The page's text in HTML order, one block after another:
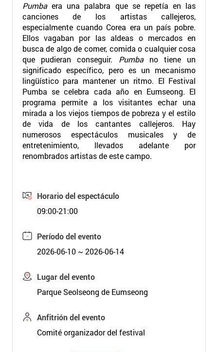
Pumba era una palabra que se repetía en las
canciones de los artistas callejeros,
especialmente cuando Corea era un país pobre.
Ellos vagaban por las aldeas o mercados en
busca de algo de comer, comida o cualquier cosa
que pudieran conseguir. Pumba no tiene un
significado específico, pero es un mecanismo
lingüístico para mantener un ritmo. El Festival
Pumba se celebra cada año en Eumseong. El
programa permite a los visitantes echar una
mirada a los viejos tiempos de pobreza y el estilo
de vida de los cantantes callejeros. Hay
numerosos espectáculos musicales y de
entretenimiento, llevados adelante por
renombrados artistas de este campo.
Horario del espectáculo
09:00-21:00
Período del evento
2026-06-10 ~ 2026-06-14
Lugar del evento
Parque Seolseong de Eumseong
Anfitrión del evento
Comité organizador del festival